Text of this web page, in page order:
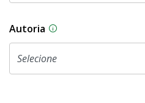
Autoria As proposições